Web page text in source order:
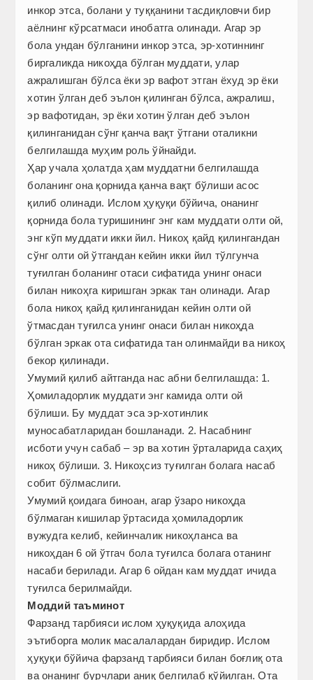
инкор этса, болани у туққанини тасдиқловчи бир
аёлнинг кўрсатмаси инобатга олинади. Агар эр
бола ундан бўлганини инкор этса, эр-хотиннинг
биргаликда никоҳда бўлган муддати, улар
ажралишган бўлса ёки эр вафот этган ёхуд эр ёки
хотин ўлган деб эълон қилинган бўлса, ажралиш,
эр вафотидан, эр ёки хотин ўлган деб эълон
қилинганидан сўнг қанча вақт ўтгани оталикни
белгилашда муҳим роль ўйнайди.
Ҳар учала ҳолатда ҳам муддатни белгилашда
боланинг она қорнида қанча вақт бўлиши асос
қилиб олинади. Ислом ҳуқуқи бўйича, онанинг
қорнида бола туришининг энг кам муддати олти ой,
энг кўп муддати икки йил. Никоҳ қайд қилингандан
сўнг олти ой ўтгандан кейин икки йил тўлгунча
туғилган боланинг отаси сифатида унинг онаси
билан никоҳга киришган эркак тан олинади. Агар
бола никоҳ қайд қилинганидан кейин олти ой
ўтмасдан туғилса унинг онаси билан никоҳда
бўлган эркак ота сифатида тан олинмайди ва никоҳ
бекор қилинади.
Умумий қилиб айтганда нас абни белгилашда: 1.
Ҳомиладорлик муддати энг камида олти ой
бўлиши. Бу муддат эса эр-хотинлик
муносабатларидан бошланади. 2. Насабнинг
исботи учун сабаб – эр ва хотин ўрталарида саҳиҳ
никоҳ бўлиши. 3. Никоҳсиз туғилган болага насаб
собит бўлмаслиги.
Умумий қоидага биноан, агар ўзаро никоҳда
бўлмаган кишилар ўртасида ҳомиладорлик
вужудга келиб, кейинчалик никоҳланса ва
никоҳдан 6 ой ўтгач бола туғилса болага отанинг
насаби берилади. Агар 6 ойдан кам муддат ичида
туғилса берилмайди.
Моддий таъминот
Фарзанд тарбияси ислом ҳуқуқида алоҳида
эътиборга молик масалалардан биридир. Ислом
ҳуқуқи бўйича фарзанд тарбияси билан боғлиқ ота
ва онанинг бурчлари аниқ белгилаб қўйилган. Ота